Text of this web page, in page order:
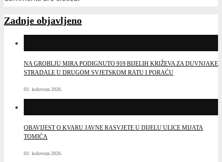
Zadnje objavljeno
NA GROBLJU MIRA PODIGNUTO 919 BIJELIH KRIŽEVA ZA DUVNJAKE
STRADALE U DRUGOM SVJETSKOM RATU I PORAĆU
03. kolovoza 2026.
OBAVIJEST O KVARU JAVNE RASVJETE U DIJELU ULICE MIJATA
TOMIĆA
03. kolovoza 2026.